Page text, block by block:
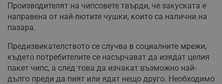
Производителят на чипсовете твърди, че закуската е
направена от най-лютите чушки, които са налични на
пазара.
Предизвикателството се случва в социалните мрежи,
където потребителите се насърчават да изядат целия
пакет чипс, а след това да изчакат възможно най-
дълго преди да пият или ядат нещо друго. Необходимо